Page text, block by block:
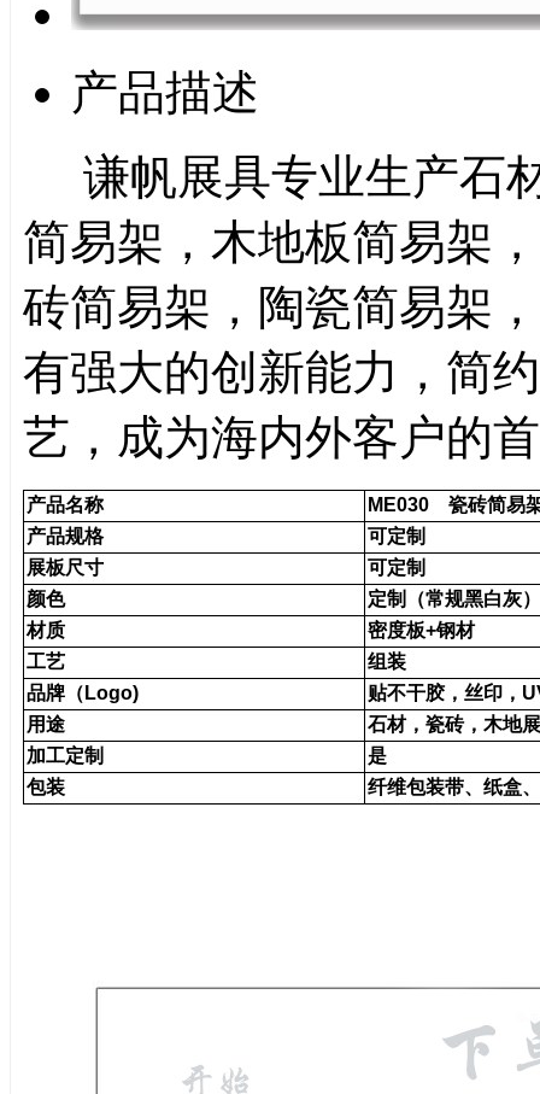
产品描述
谦帆展具专业生产石
简易架，木地板简易架
砖简易架，陶瓷简易架
有强大的创新能力，简
艺，成为海内外客户的
产品名称
ME030 瓷砖简易
产品规格
可定制
展板尺寸
可定制
颜色
定制（常规黑白灰）
材质
密度板+钢材
工艺
组装
品牌（Logo)
贴不干胶，丝印，
用途
石材，瓷砖，木地
加工定制
是
包装
纤维包装带、纸盒